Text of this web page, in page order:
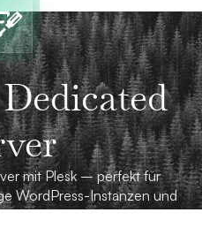
mit Plesk – perfekt für
WordPress-Instanzen und